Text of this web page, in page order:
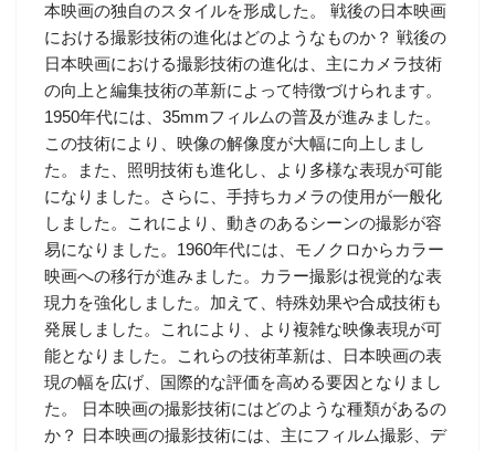
本映画の独自のスタイルを形成した。 戦後の日本映画
における撮影技術の進化はどのようなものか？ 戦後の
日本映画における撮影技術の進化は、主にカメラ技術
の向上と編集技術の革新によって特徴づけられます。
1950年代には、35mmフィルムの普及が進みました。
この技術により、映像の解像度が大幅に向上しまし
た。また、照明技術も進化し、より多様な表現が可能
になりました。さらに、手持ちカメラの使用が一般化
しました。これにより、動きのあるシーンの撮影が容
易になりました。1960年代には、モノクロからカラー
映画への移行が進みました。カラー撮影は視覚的な表
現力を強化しました。加えて、特殊効果や合成技術も
発展しました。これにより、より複雑な映像表現が可
能となりました。これらの技術革新は、日本映画の表
現の幅を広げ、国際的な評価を高める要因となりまし
た。 日本映画の撮影技術にはどのような種類があるの
か？ 日本映画の撮影技術には、主にフィルム撮影、デ